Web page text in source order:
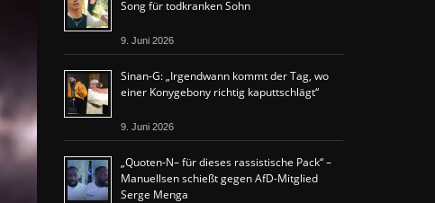
Song für todkranken Sohn
9. Juni 2026
Sinan-G: „Irgendwann kommt der Tag, wo
einer Konygebony richtig kaputtschlägt“
9. Juni 2026
„Quoten-N– für dieses rassistische Pack“ –
Manuellsen schießt gegen AfD-Mitglied
Serge Menga